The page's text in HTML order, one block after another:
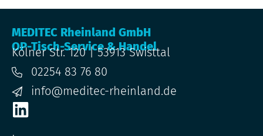
MEDITEC Rheinland GmbH
OP-Tisch-Service & Handel
Kölner Str. 120 | 53913 Swisttal
02254 83 76 80
info@meditec-rheinland.de
L